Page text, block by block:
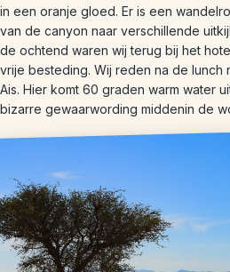
in een oranje gloed. Er is een
van de canyon naar verschillende
de ochtend waren wij terug bij het
vrije besteding. Wij reden na de lunch
Ais. Hier komt 60 graden warm water
bizarre gewaarwording middenin de